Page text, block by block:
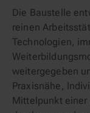
Die Baustelle
reinen
Technologien,
weitergegeben
Praxisnähe,
Mittelpunkt einer